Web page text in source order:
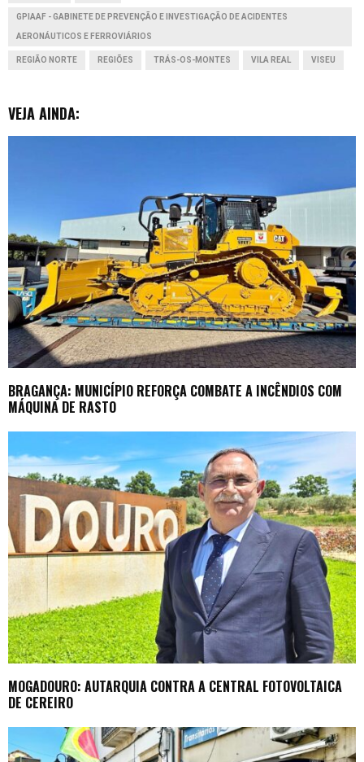
GPIAAF - GABINETE DE PREVENÇÃO E INVESTIGAÇÃO DE ACIDENTES
AERONÁUTICOS E FERROVIÁRIOS
REGIÃO NORTE REGIÕES TRÁS-OS-MONTES VILA REAL VISEU
VEJA AINDA:
BRAGANÇA: MUNICÍPIO REFORÇA COMBATE A INCÊNDIOS COM
MÁQUINA DE RASTO
MOGADOURO: AUTARQUIA CONTRA A CENTRAL FOTOVOLTAICA
DE CEREIRO